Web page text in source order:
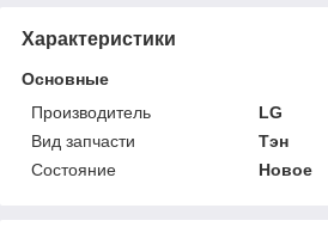
Характеристики
Основные
Производитель
LG
Вид запчасти
Тэн
Состояние
Новое